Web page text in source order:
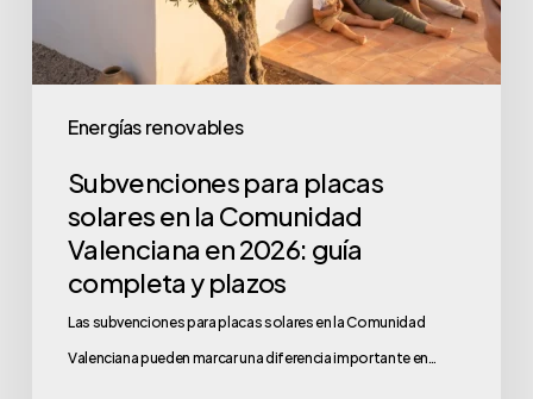
Energías renovables
y
plazos
Subvenciones para placas
solares en la Comunidad
Valenciana en 2026: guía
completa y plazos
Las subvenciones para placas solares en la Comunidad
Valenciana pueden marcar una diferencia importante en…